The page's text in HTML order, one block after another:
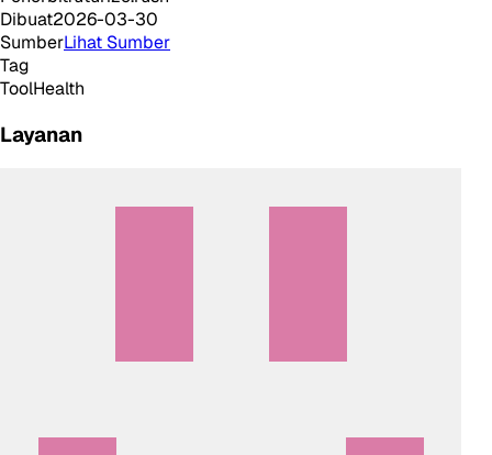
Dibuat2026-03-30
SumberLihat Sumber
Tag
ToolHealth
Layanan